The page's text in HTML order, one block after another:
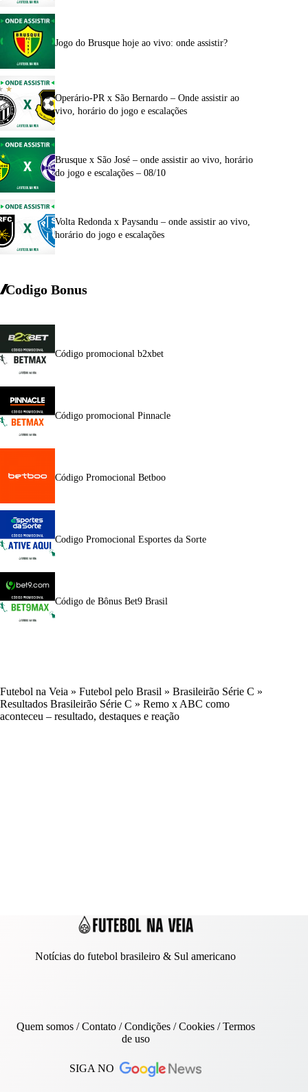
Jogo do Brusque hoje ao vivo: onde assistir?
Operário-PR x São Bernardo – Onde assistir ao
vivo, horário do jogo e escalações
Brusque x São José – onde assistir ao vivo, horário
do jogo e escalações – 08/10
Volta Redonda x Paysandu – onde assistir ao vivo,
horário do jogo e escalações
Codigo Bonus
Código promocional b2xbet
Código promocional Pinnacle
Código Promocional Betboo
Codigo Promocional Esportes da Sorte
Código de Bônus Bet9 Brasil
Futebol na Veia » Futebol pelo Brasil » Brasileirão Série C »
Resultados Brasileirão Série C » Remo x ABC como
aconteceu – resultado, destaques e reação
Notícias do futebol brasileiro & Sul americano
Quem somos/Contato/ Condições /Cookies/Termos
de uso
SIGA NO